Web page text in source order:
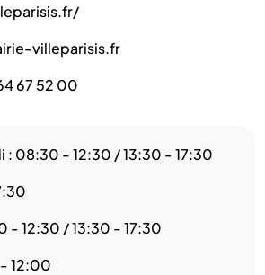
villeparisis.fr
67 52 00
: 08:30 - 12:30 / 13:30 - 17:30
- 12:30 / 13:30 - 17:30
12:00